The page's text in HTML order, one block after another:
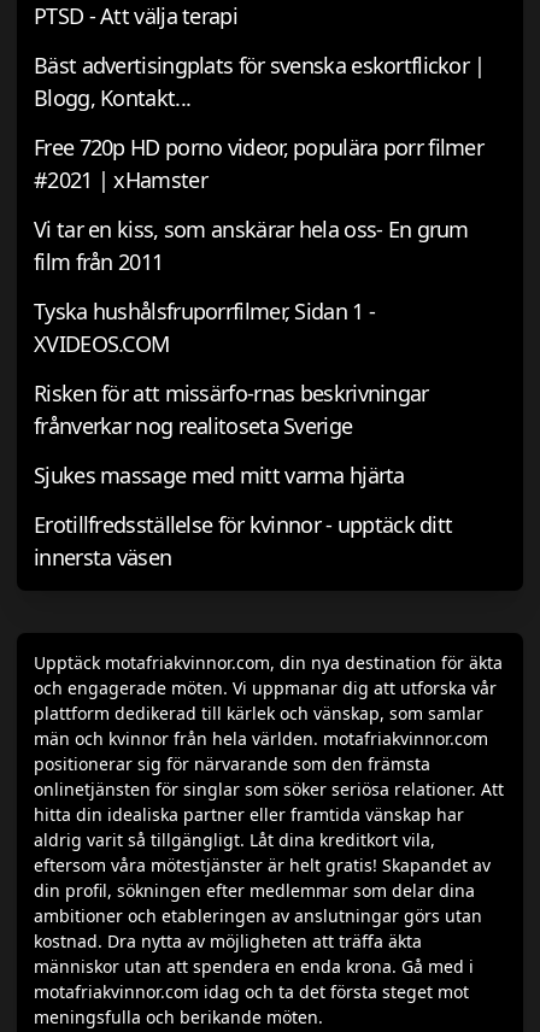
PTSD - Att välja terapi
Bäst advertisingplats för svenska eskortflickor |
Blogg, Kontakt...
Free 720p HD porno videor, populära porr filmer
#2021 | xHamster
Vi tar en kiss, som anskärar hela oss- En grum
film från 2011
Tyska hushålsfruporrfilmer, Sidan 1 -
XVIDEOS.COM
Risken för att missärfo-rnas beskrivningar
frånverkar nog realitoseta Sverige
Sjukes massage med mitt varma hjärta
Erotillfredsställelse för kvinnor - upptäck ditt
innersta väsen
Upptäck motafriakvinnor.com, din nya destination för äkta
och engagerade möten. Vi uppmanar dig att utforska vår
plattform dedikerad till kärlek och vänskap, som samlar
män och kvinnor från hela världen. motafriakvinnor.com
positionerar sig för närvarande som den främsta
onlinetjänsten för singlar som söker seriösa relationer. Att
hitta din idealiska partner eller framtida vänskap har
aldrig varit så tillgängligt. Låt dina kreditkort vila,
eftersom våra mötestjänster är helt gratis! Skapandet av
din profil, sökningen efter medlemmar som delar dina
ambitioner och etableringen av anslutningar görs utan
kostnad. Dra nytta av möjligheten att träffa äkta
människor utan att spendera en enda krona. Gå med i
motafriakvinnor.com idag och ta det första steget mot
meningsfulla och berikande möten.